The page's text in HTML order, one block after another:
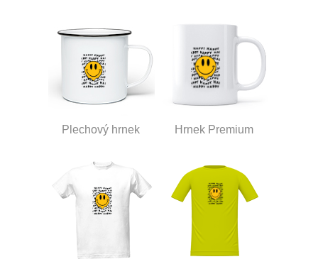
Plechový hrnek Hrnek Premium